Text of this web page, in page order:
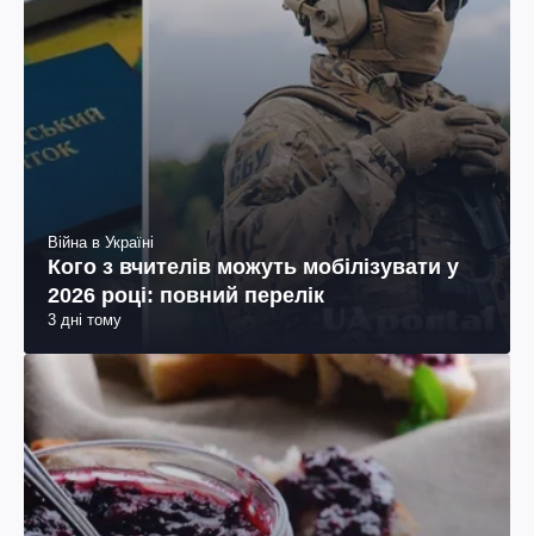
Війна в Україні
Кого з вчителів можуть мобілізувати у
2026 році: повний перелік
3 дні тому